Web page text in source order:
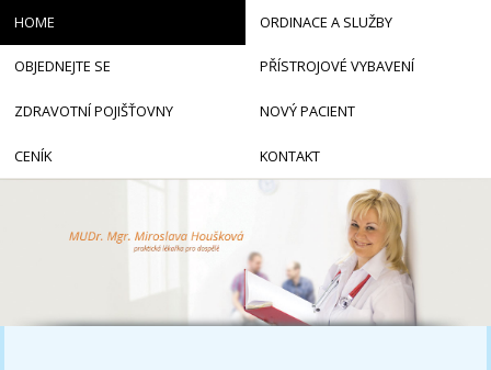
HOME ORDINACE A SLUŽBY
OBJEDNEJTE SE PŘÍSTROJOVÉ VYBAVENÍ
ZDRAVOTNÍ POJIŠŤOVNY NOVÝ PACIENT
CENÍK KONTAKT